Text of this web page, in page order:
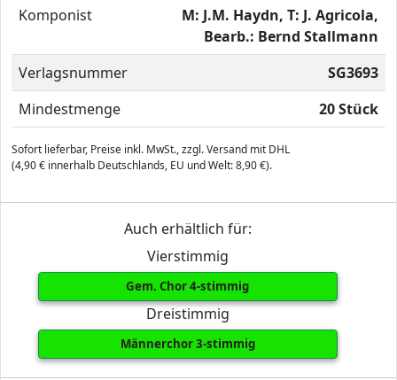
Komponist
M: J.M. Haydn, T: J. Agricola,
Bearb.: Bernd Stallmann
Verlagsnummer
SG3693
Mindestmenge
20 Stück
Sofort lieferbar, Preise inkl. MwSt., zzgl. Versand mit DHL
(4,90 € innerhalb Deutschlands, EU und Welt: 8,90 €).
Auch erhältlich für:
Vierstimmig
Gem. Chor 4-stimmig
Dreistimmig
Männerchor 3-stimmig